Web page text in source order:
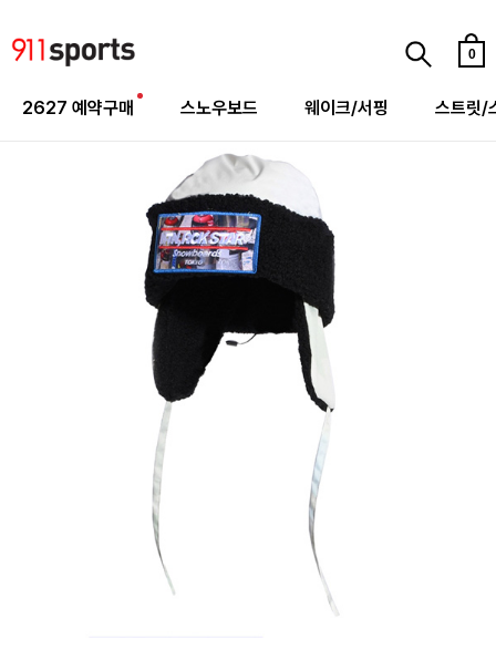
0
2627 예약구매 스노우보드 웨이크/서핑 스트릿/